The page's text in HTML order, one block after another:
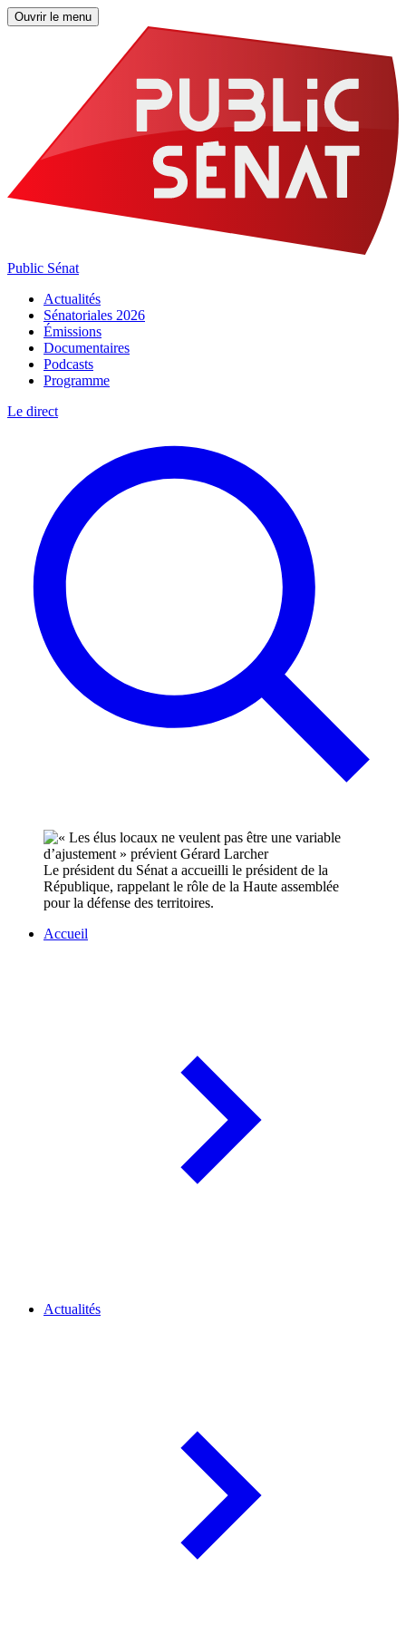
Ouvrir le menu
Public Sénat
Actualités
Sénatoriales 2026
Émissions
Documentaires
Podcasts
Programme
Le direct
Le président du Sénat a accueilli le président de la
République, rappelant le rôle de la Haute assemblée
pour la défense des territoires.
Accueil
Actualités